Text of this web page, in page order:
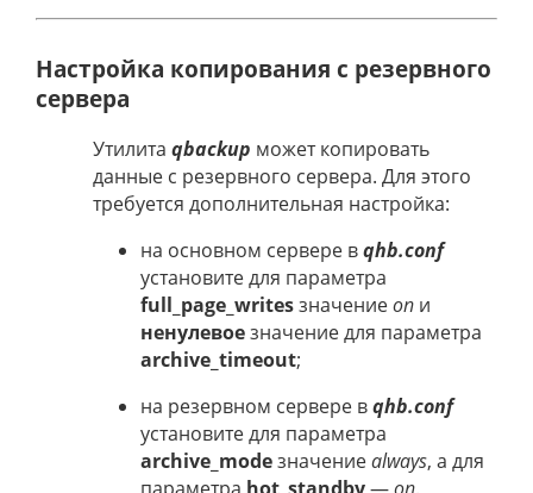
Настройка копирования с резервного
сервера
Утилита qbackup может копировать
данные с резервного сервера. Для этого
требуется дополнительная настройка:
на основном сервере вqhb.conf
установите для параметра
full_page_writesзначениеon и
ненулевоезначение для параметра
archive_timeout;
на резервном сервере вqhb.conf
установите для параметра
archive_modeзначениеalways, а для